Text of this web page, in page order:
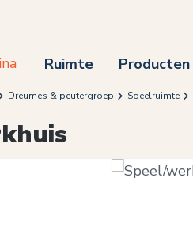
Ruimte Producten
Dreumes & peutergroep Speelruimte